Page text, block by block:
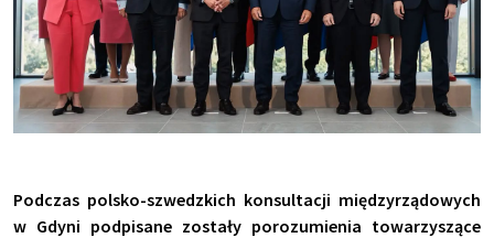
Podczas polsko-szwedzkich konsultacji międzyrządowych
w Gdyni podpisane zostały porozumienia towarzyszące